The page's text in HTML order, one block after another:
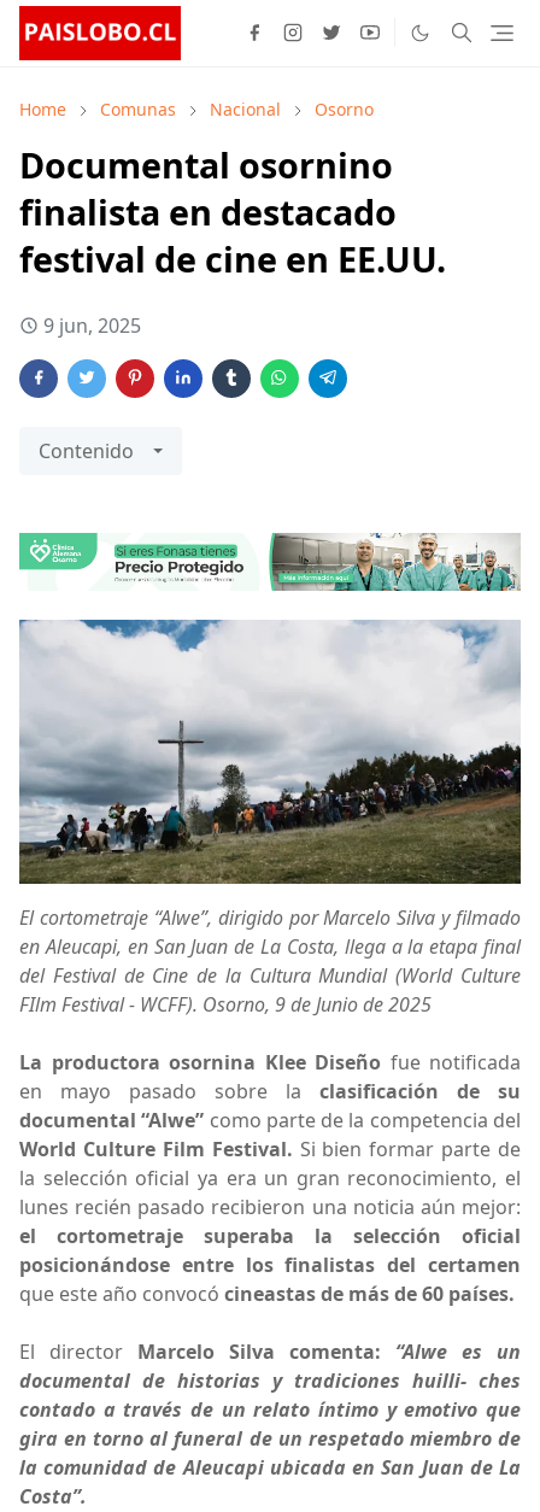
Home Comunas Nacional Osorno
Documental osornino
finalista en destacado
festival de cine en EE.UU.
9 jun, 2025
Contenido
El cortometraje “Alwe”, dirigido por Marcelo Silva y filmado
en Aleucapi, en San Juan de La Costa, llega a la etapa final
del Festival de Cine de la Cultura Mundial (World Culture
FIlm Festival - WCFF). Osorno, 9 de Junio de 2025
La productora osornina Klee Diseño fue notificada
en mayo pasado sobre la clasificación de su
documental “Alwe” como parte de la competencia del
World Culture Film Festival. Si bien formar parte de
la selección oficial ya era un gran reconocimiento, el
lunes recién pasado recibieron una noticia aún mejor:
el cortometraje superaba la selección oficial
posicionándose entre los finalistas del certamen
que este año convocó cineastas de más de 60 países.
El director Marcelo Silva comenta:
“Alwe es un
documental de historias y tradiciones huilli- ches
contado a través de un relato íntimo y emotivo que
gira en torno al funeral de un respetado miembro de
la comunidad de Aleucapi ubicada en San Juan de La
Costa”.